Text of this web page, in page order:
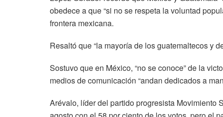
obedece a que “si no se respeta la voluntad
frontera mexicana.
Resaltó que “la mayoría de los guatemaltecos y
Sostuvo que en México, “no se conoce” de la
medios de comunicación “andan dedicados a
Arévalo, líder del partido progresista Movimiento